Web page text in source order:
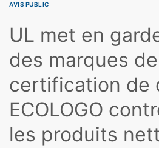
AVIS PUBLIC
UL met en
des marques de
certification de
ECOLOGO
les produits